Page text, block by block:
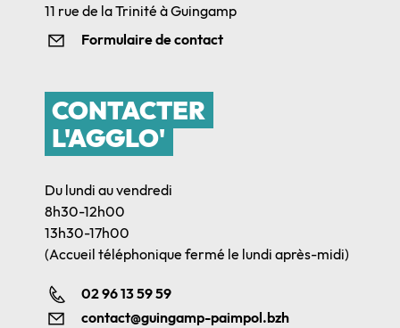
11 rue de la Trinité à Guingamp
Formulaire de contact
CONTACTER
L'AGGLO'
Du lundi au vendredi
8h30-12h00
13h30-17h00
(Accueil téléphonique fermé le lundi après-midi)
02 96 13 59 59
contact@guingamp-paimpol.bzh